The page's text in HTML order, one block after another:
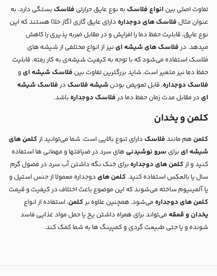
تفاوت اصلی بینانواع فلاسک به نوع عایق حرارتیفلاسک بستگی دارد. به
عنوان مثالفلاسک های دوجداره دارای عایق گازی (گاز خلا) هستند که این
نوع عایق، قابلیت حفظ دما را افزایش و در مقابل ضربه پذیری را کاهش
میدهد. درفلاسک های شیشه ای نیز از انواع مختلفی از شیشه های
فلاسک استفاده می‌شود که با توجه به کیفیت شیشه‌ی به کار رفته، قابلیت
حفظ دما نیز متغیر است. شاید بزرگترین تفاوت بینفلاسک شیشه ای و
فلاسک دوجداره، قابل تعویض بودنشیشه فلاسک درفلاسک شیشه
ای در مقابل مدت زمان حفظ دما درفلاسک دوجداره باشد.
کلمن و یخدان
کلمن هم مانندفلاسک دارای تنوع بالایی است. شما می‌توانید ازکلمن های
شیشه ای برایسرو نوشیدنی های سرد در ضیافتها و مهمانی ها استفاده
کنید و ازکلمن های دوجداره برای خنک نگه داشتن آب سرد در فصول گرم
سال یا بالعکس استفاده کنید. کلمن های دوجداره معمولا از جنس استیل و
یا آلمینیوم ساخته می‌شوند که این موضوع باعث اختلاف در کیفیت و قیمت
کلمن های دوجداره می‌شود. همچنین علاوه برکلمن، استفاده از انواع
یخدان و قمقه می‌تواند برای همراه داشتن یخ یا حمل مواد غذایی فاسد
شونده و یا حتی طبیعت گردی و کمپینگ ها به شما کمک کند.